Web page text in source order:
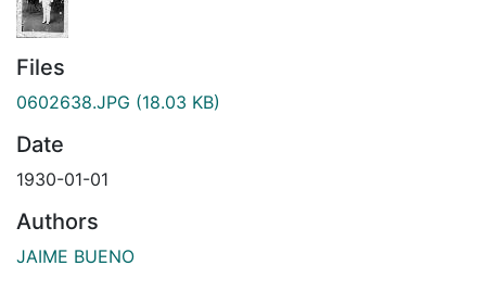
Files
0602638.JPG (18.03 KB)
Date
1930-01-01
Authors
JAIME BUENO